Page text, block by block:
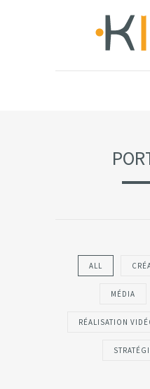
ALL
MÉDIA
RÉALISATION